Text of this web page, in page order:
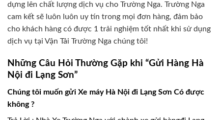
dựng lên chất lượng dịch vụ cho Trường Nga. Trường Nga
cam kết sẽ luôn luôn uy tín trong mọi đơn hàng, đảm bảo
cho khách hàng có được 1 trải nghiệm tốt nhất khi sử dụng
dịch vụ tại Vận Tải Trường Nga chúng tôi!
Những Câu Hỏi Thường Gặp khi “Gửi Hàng Hà
Nội đi Lạng Sơn”
Chúng tôi muốn gửi Xe máy Hà Nội đi Lạng Sơn Có được
không ?